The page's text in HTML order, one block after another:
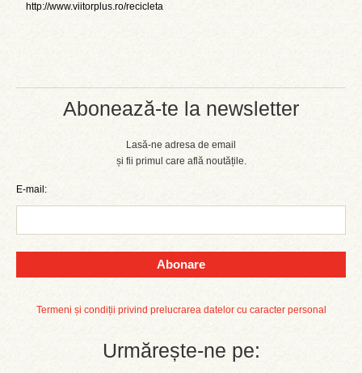
Abonează-te la newsletter
Lasă-ne adresa de email
și fii primul care află noutățile.
E-mail:
Abonare
Termeni și condiții privind prelucrarea datelor cu caracter personal
Urmărește-ne pe:
http://www.viitorplus.ro/recicleta